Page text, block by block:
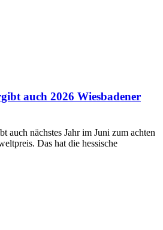
auch 2026 Wiesbadener
auch nächstes Jahr im Juni zum achten
Das hat die hessische